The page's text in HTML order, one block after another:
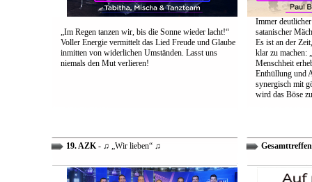
„Im Regen tanzen wir, bis die Sonne wieder lacht!“
Voller Energie vermittelt das Lied Freude und Glaube
inmitten von widerlichen Umständen. Lasst uns
niemals den Mut verlieren!
Immer
satanischer
Es ist an der
klar zu machen:
Menschheit
Enthüllung und
synergisch mit
wird das Böse
19. AZK- ♫ „Wir lieben“ ♫